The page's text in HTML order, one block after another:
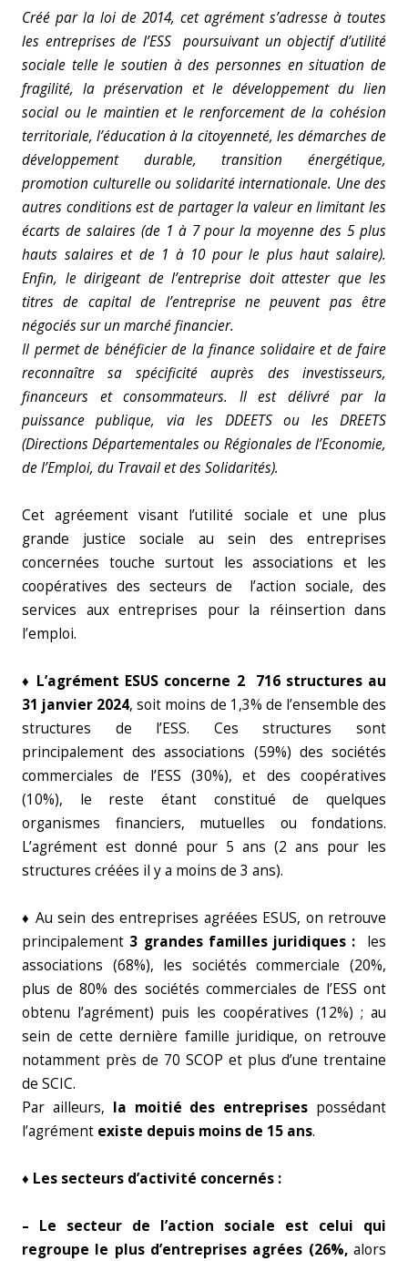
Créé par la loi de 2014, cet agrément s’adresse à toutes
les entreprises de l’ESS poursuivant un objectif d’utilité
sociale telle le soutien à des personnes en situation de
fragilité, la préservation et le développement du lien
social ou le maintien et le renforcement de la cohésion
territoriale, l’éducation à la citoyenneté, les démarches de
développement durable, transition énergétique,
promotion culturelle ou solidarité internationale. Une des
autres conditions est de partager la valeur en limitant les
écarts de salaires (de 1 à 7 pour la moyenne des 5 plus
hauts salaires et de 1 à 10 pour le plus haut salaire).
Enfin, le dirigeant de l’entreprise doit attester que les
titres de capital de l’entreprise ne peuvent pas être
négociés sur un marché financier.
Il permet de bénéficier de la finance solidaire et de faire
reconnaître sa spécificité auprès des investisseurs,
financeurs et consommateurs. Il est délivré par la
puissance publique, via les DDEETS ou les DREETS
(Directions Départementales ou Régionales de l’Economie,
de l’Emploi, du Travail et des Solidarités).
Cet agréement visant l’utilité sociale et une plus
grande justice sociale au sein des entreprises
concernées touche surtout les associations et les
coopératives des secteurs de l’action sociale, des
services aux entreprises pour la réinsertion dans
l’emploi.
♦ L’agrément ESUS concerne 2 716 structures au
31 janvier 2024, soit moins de 1,3% de l’ensemble des
structures de l’ESS. Ces structures sont
principalement des associations (59%) des sociétés
commerciales de l’ESS (30%), et des coopératives
(10%), le reste étant constitué de quelques
organismes financiers, mutuelles ou fondations.
L’agrément est donné pour 5 ans (2 ans pour les
structures créées il y a moins de 3 ans).
♦ Au sein des entreprises agréées ESUS, on retrouve
principalement 3 grandes familles juridiques : les
associations (68%), les sociétés commerciale (20%,
plus de 80% des sociétés commerciales de l’ESS ont
obtenu l’agrément) puis les coopératives (12%) ; au
sein de cette dernière famille juridique, on retrouve
notamment près de 70 SCOP et plus d’une trentaine
de SCIC.
Par ailleurs, la moitié des entreprises possédant
l’agrément existe depuis moins de 15 ans.
♦ Les secteurs d’activité concernés :
– Le secteur de l’action sociale est celui qui
regroupe le plus d’entreprises agrées (26%, alors